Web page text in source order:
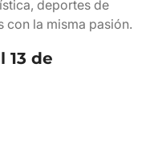
deportes de
con la misma pasión.
13 de